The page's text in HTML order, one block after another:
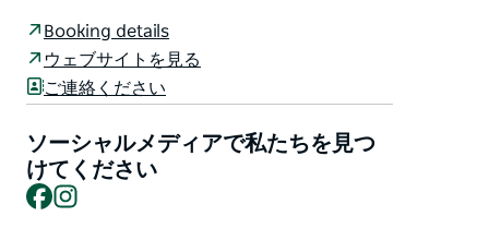
エーカーの羊牧場で、3世代にわたりキース家が暮らし
てきました。
この牧歌的な田舎暮らしが、今、皆様に開放されていま
す。曲がりくねった遊歩道、柳が並ぶ小川、そして自然
の遊泳池を散策した後は、2つの美しい宿泊施設からお
選びいただき、マシュマロを焼きながら夕日を眺めてゆ
Booking details
ウェブサイトを見る
ご連絡ください
ソーシャルメディアで私たちを見つ
けてください
Facebook